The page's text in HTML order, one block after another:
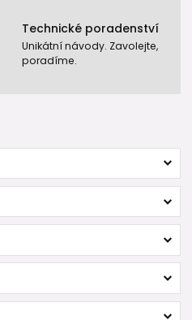
Technické poradenství
Unikátní návody. Zavolejte,
poradíme.